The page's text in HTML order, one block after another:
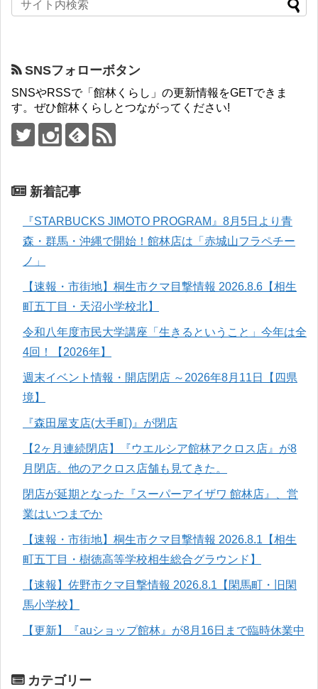
SNSフォローボタン
SNSやRSSで「館林くらし」の更新情報をGETできま
す。ぜひ館林くらしとつながってください!
新着記事
『STARBUCKS JIMOTO PROGRAM』8月5日より青
森・群馬・沖縄で開始！館林店は「赤城山フラペチー
ノ」
【速報・市街地】桐生市クマ目撃情報 2026.8.6【相生
町五丁目・天沼小学校北】
令和八年度市民大学講座「生きるということ」今年は全
4回！【2026年】
週末イベント情報・開店閉店 ～2026年8月11日【四県
境】
『森田屋支店(大手町)』が閉店
【2ヶ月連続閉店】『ウエルシア館林アクロス店』が8
月閉店。他のアクロス店舗も見てきた。
閉店が延期となった『スーパーアイザワ 館林店』、営
業はいつまでか
【速報・市街地】桐生市クマ目撃情報 2026.8.1【相生
町五丁目・樹徳高等学校相生総合グラウンド】
【速報】佐野市クマ目撃情報 2026.8.1【閑馬町・旧閑
馬小学校】
【更新】『auショップ館林』が8月16日まで臨時休業中
カテゴリー